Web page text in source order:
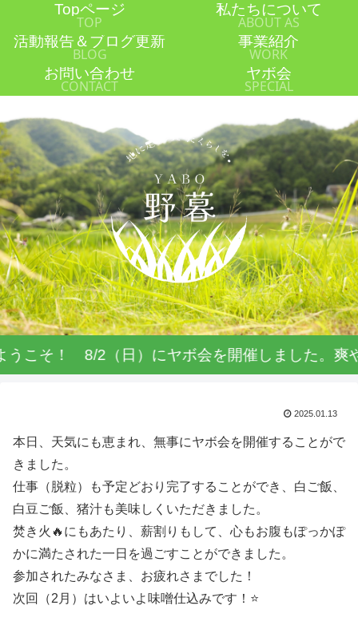
Topページ
TOP
私たちについて
ABOUT AS
活動報告＆ブログ更新
BLOG
事業紹介
WORK
お問い合わせ
CONTACT
ヤボ会
SPECIAL
そ！ 8/2（日）にヤボ会を開催しました。爽や
2025.01.13
本日、天気にも恵まれ、無事にヤボ会を開催することがで
きました。
仕事（脱粒）も予定どおり完了することができ、白ご飯、
白豆ご飯、猪汁も美味しくいただきました。
焚き火🔥にもあたり、薪割りもして、心もお腹もぽっかぽ
かに満たされた一日を過ごすことができました。
参加されたみなさま、お疲れさまでした！
次回（2月）はいよいよ味噌仕込みです！⭐️